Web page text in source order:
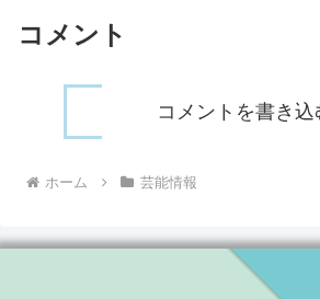
コメント
コメントを書き込
ホーム 芸能情報